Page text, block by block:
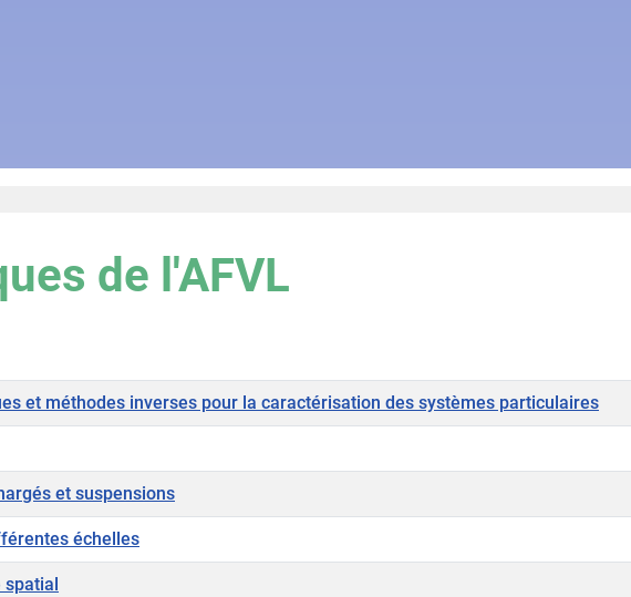
de l'AFVL
et méthodes inverses pour la caractérisation des systèmes particulaires
et suspensions
échelles